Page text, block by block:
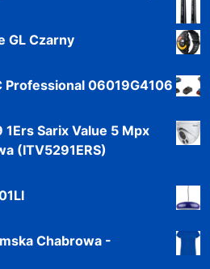
GL Czarny
Professional 06019G4106
Sarix Value 5 Mpx
(ITV5291ERS)
Chabrowa -